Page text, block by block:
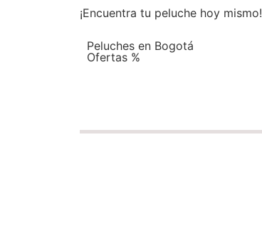
¡Encuentra tu peluche hoy mismo!
Peluches en Bogotá
Ofertas %